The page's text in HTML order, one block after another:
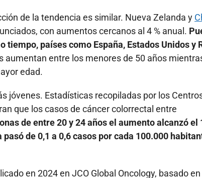
de la tendencia es similar. Nueva Zelanda y
con aumentos cercanos al 4 % anual.
países como España, Estados Unidos y
aumentan entre los menores de 50 años
edad.
jóvenes. Estadísticas recopiladas por los
que los casos de cáncer colorrectal entre
de entre 20 y 24 años el aumento alcanzó el
de 0,1 a 0,6 casos por cada 100.000
en 2024 en JCO Global Oncology, basado en